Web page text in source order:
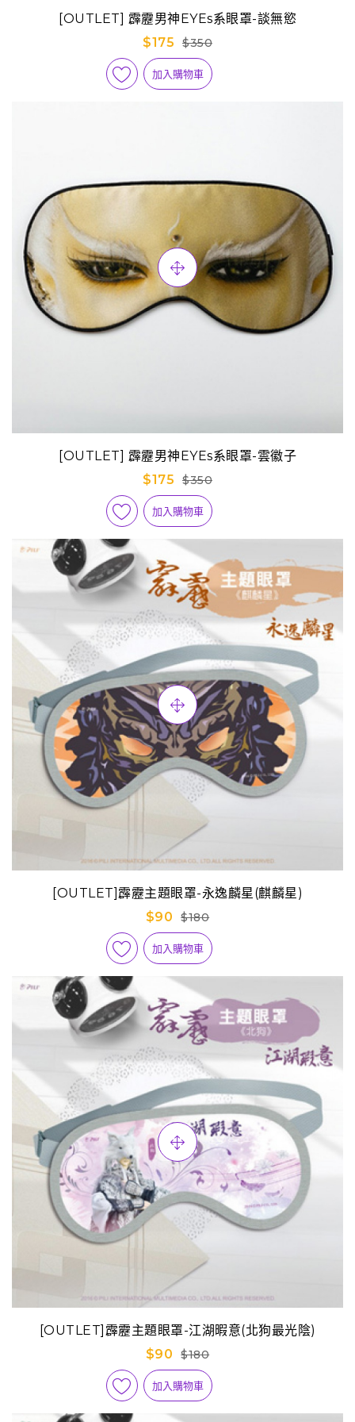
[OUTLET] 霹靂男神EYEs系眼罩-談無慾
$175
$350
加入購物車
[OUTLET] 霹靂男神EYEs系眼罩-雲徽子
$175
$350
加入購物車
[OUTLET]霹靂主題眼罩-永逸麟星(麒麟星)
$90
$180
加入購物車
[OUTLET]霹靂主題眼罩-江湖暇意(北狗最光陰)
$90
$180
加入購物車